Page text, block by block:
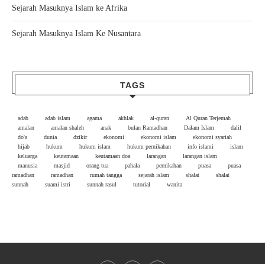
Sejarah Masuknya Islam ke Afrika
Sejarah Masuknya Islam Ke Nusantara
TAGS
adab adab islam agama akhlak al-quran
Al Quran Terjemah
amalan
amalan shaleh anak bulan Ramadhan Dalam Islam
dalil
do'a
dunia dzikir ekonomi ekonomi islam
ekonomi syariah
hijab
hukum hukum islam hukum pernikahan info islami
islam
keluarga
keutamaan keutamaan doa larangan
larangan islam
manusia
masjid orang tua pahala pernikahan puasa
puasa
ramadhan
ramadhan rumah tangga sejarah islam shalat
shalat
sunnah
suami istri sunnah rasul tutorial wanita